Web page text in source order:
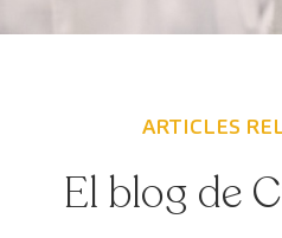
ARTICLES
El blog de